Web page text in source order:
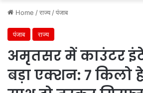
Home /राज्य /पंजाब
पंजाब राज्य
अमृतसर में काउंटर
बड़ा एक्शन: 7 किलो